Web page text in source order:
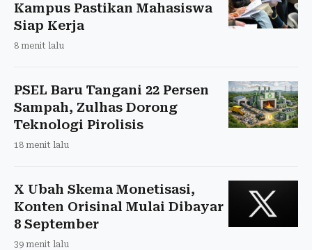
Kampus Pastikan Mahasiswa
Siap Kerja
8 menit lalu
PSEL Baru Tangani 22 Persen
Sampah, Zulhas Dorong
Teknologi Pirolisis
18 menit lalu
X Ubah Skema Monetisasi,
Konten Orisinal Mulai Dibayar
8 September
39 menit lalu